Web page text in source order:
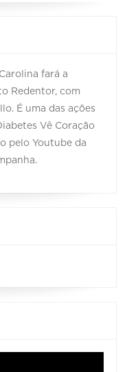
fará a
Redentor, com
É uma das ações
Vê Coração
pelo Youtube da